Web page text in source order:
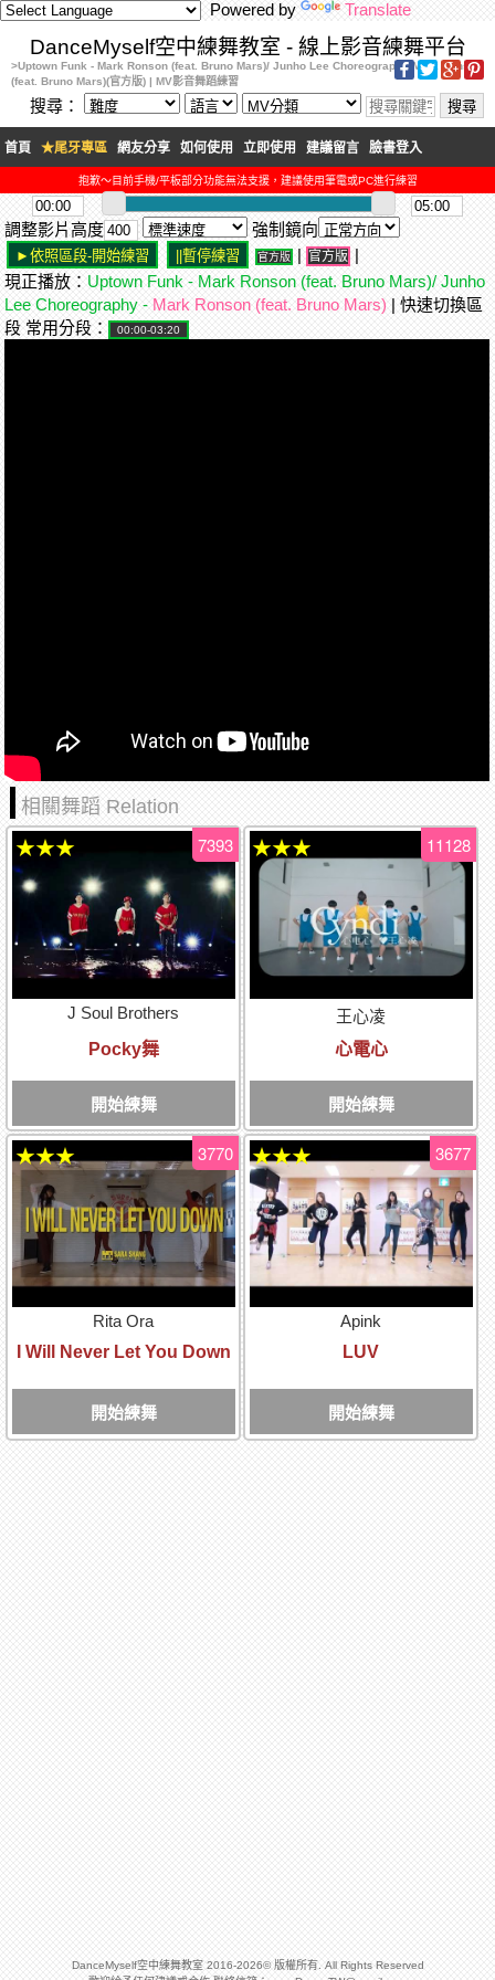
Powered by Translate
DanceMyself空中練舞教室 - 線上影音練舞平台
>Uptown Funk - Mark Ronson (feat. Bruno Mars)/ Junho Lee Choreography-Mark Ronson
(feat. Bruno Mars)(官方版) | MV影音舞蹈練習
搜尋：
首頁 ★尾牙專區 網友分享 如何使用 立即使用 建議留言 臉書登入
抱歉～目前手機/平板部分功能無法支援，建議使用筆電或PC進行練習
調整影片高度 強制鏡向
官方版 | 官方版 |
現正播放： Uptown Funk - Mark Ronson (feat. Bruno Mars)/ Junho
Lee Choreography - Mark Ronson (feat. Bruno Mars) | 快速切換區
段 常用分段：
相關舞蹈 Relation
J Soul Brothers
Pocky舞
開始練舞
7393
★★★
王心凌
心電心
開始練舞
11128
★★★
Rita Ora
I Will Never Let You Down
開始練舞
3770
★★★
Apink
LUV
開始練舞
3677
★★★
DanceMyself空中練舞教室 2016-2026© 版權所有. All Rights Reserved